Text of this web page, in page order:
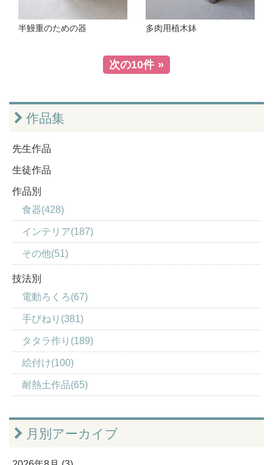
半鰻重のための器 多肉用植木鉢
次の10件
作品集
先生作品
生徒作品
作品別
食器(428)
インテリア(187)
その他(51)
技法別
電動ろくろ(67)
手びねり(381)
タタラ作り(189)
絵付け(100)
耐熱土作品(65)
月別アーカイブ